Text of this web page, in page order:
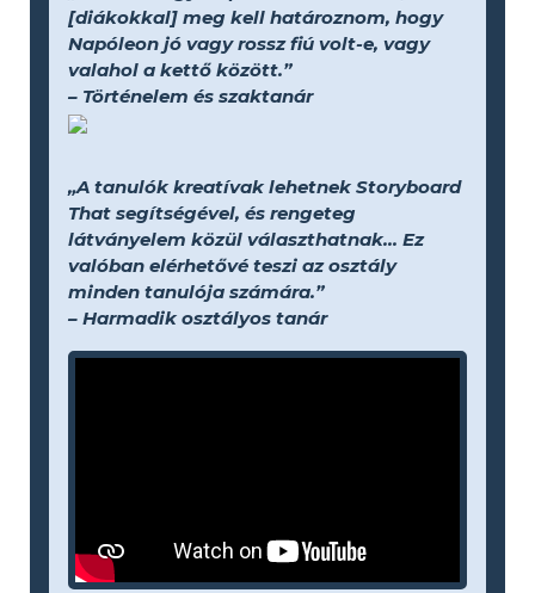
[diákokkal] meg kell határoznom, hogy
Napóleon jó vagy rossz fiú volt-e, vagy
valahol a kettő között.”
– Történelem és szaktanár
„A tanulók kreatívak lehetnek Storyboard
That segítségével, és rengeteg
látványelem közül választhatnak... Ez
valóban elérhetővé teszi az osztály
minden tanulója számára.”
– Harmadik osztályos tanár